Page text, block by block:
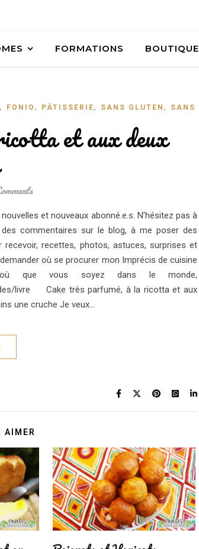
FORMATIONS BOUTIQUE
, FONIO , PÂTISSERIE, SANS GLUTEN ,
SANS
et aux deux
et nouveaux abonné.e.s. N’hésitez pas à
commentaires sur le blog, à me poser des
recettes, photos, astuces, surprises et
où se procurer mon Imprécis de cuisine
que vous soyez dans le monde,
livre Cake très parfumé, à la ricotta et aux
une cruche Je veux…
AIMER